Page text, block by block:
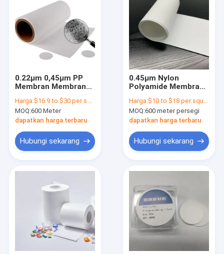
0.22μm 0,45μm PP
Membran Membran
Hydrophilic
Harga:$16.9 to $30 per square meter
MOQ:600 Meter
dapatkan harga terbaru
Hubungi sekarang
0.45μm Nylon
Polyamide Membrane
Steril Tanpa kisi
Harga:$10 to $18 per square meter
MOQ:600 meter persegi
dapatkan harga terbaru
Hubungi sekarang